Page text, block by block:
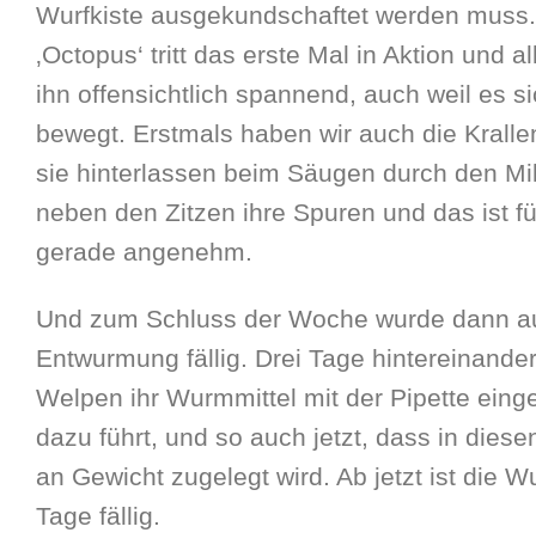
Wurfkiste ausgekundschaftet werden
‚Octopus‘ tritt das erste Mal in Aktion und
ihn offensichtlich spannend, auch weil es
bewegt. Erstmals haben wir auch die
sie hinterlassen beim Säugen durch den
neben den Zitzen ihre Spuren und das ist
gerade angenehm.
Und zum Schluss der Woche wurde dann
Entwurmung fällig. Drei Tage
Welpen ihr Wurmmittel mit der Pipette
dazu führt, und so auch jetzt, dass in
an Gewicht zugelegt wird. Ab jetzt ist die
Tage fällig.